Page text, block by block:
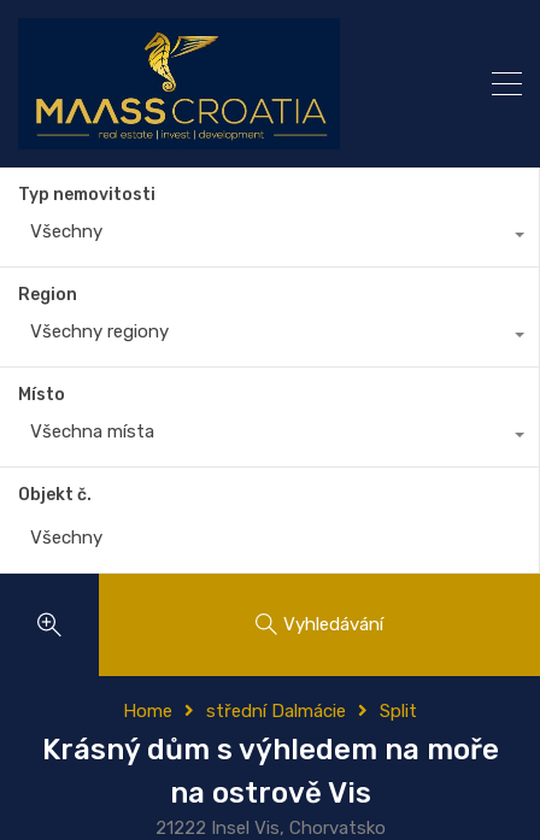
Typ nemovitosti
Všechny
Region
Všechny regiony
Místo
Všechna místa
Objekt č.
Vyhledávání
Home střední Dalmácie Split
Krásný dům s výhledem na moře
na ostrově Vis
21222 Insel Vis, Chorvatsko